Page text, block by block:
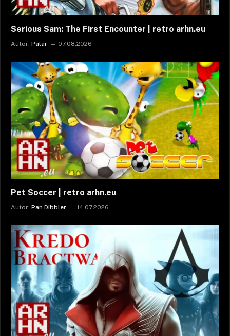
Serious Sam: The First Encounter | retro arhn.eu
Autor: Palar 07.08.2026
Pet Soccer | retro arhn.eu
Autor: Pan Dibbler 14.07.2026